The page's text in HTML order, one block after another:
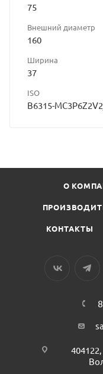
75
Внешний диаметр
160
Ширина
37
ISO
B6315-
О
КОНТАКТЫ